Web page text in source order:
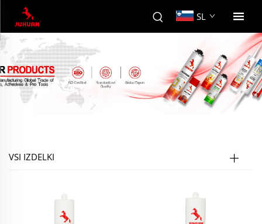
SL
VSI IZDELKI